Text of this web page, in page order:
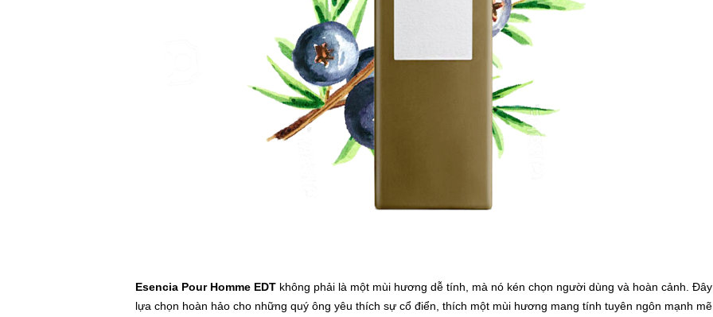
Esencia Pour Homme EDT không phải là một mùi hương dễ tính, mà nó kén chọn người dùng và hoàn cảnh.
lựa chọn hoàn hảo cho những quý ông yêu thích sự cổ điển, thích một mùi hương mang tính tuyên ngôn mạnh mẽ,